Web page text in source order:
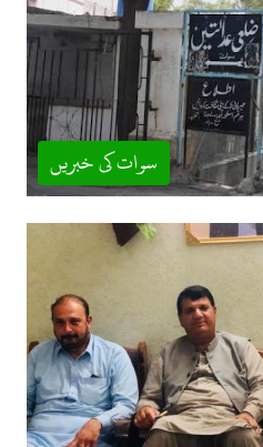
سوات کی خبریں